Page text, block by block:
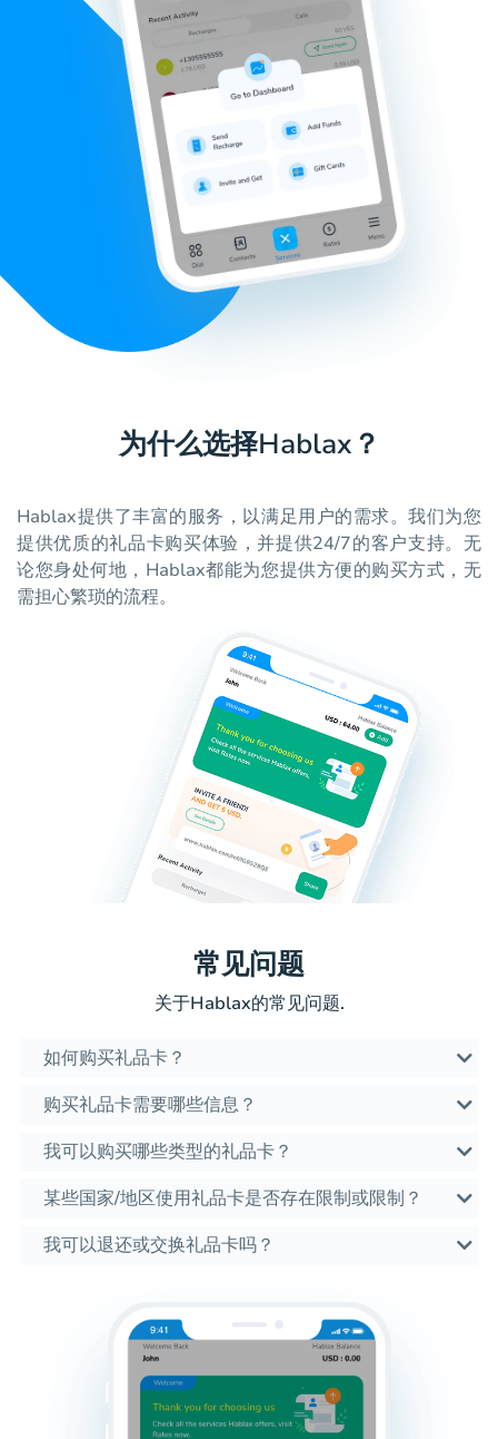
为什么选择Hablax？
Hablax提供了丰富的服务，以满足用户的需求。我们为您
提供优质的礼品卡购买体验，并提供24/7的客户支持。无
论您身处何地，Hablax都能为您提供方便的购买方式，无
需担心繁琐的流程。
常见问题
关于Hablax的常见问题.
如何购买礼品卡？
购买礼品卡需要哪些信息？
我可以购买哪些类型的礼品卡？
某些国家/地区使用礼品卡是否存在限制或限制？
我可以退还或交换礼品卡吗？